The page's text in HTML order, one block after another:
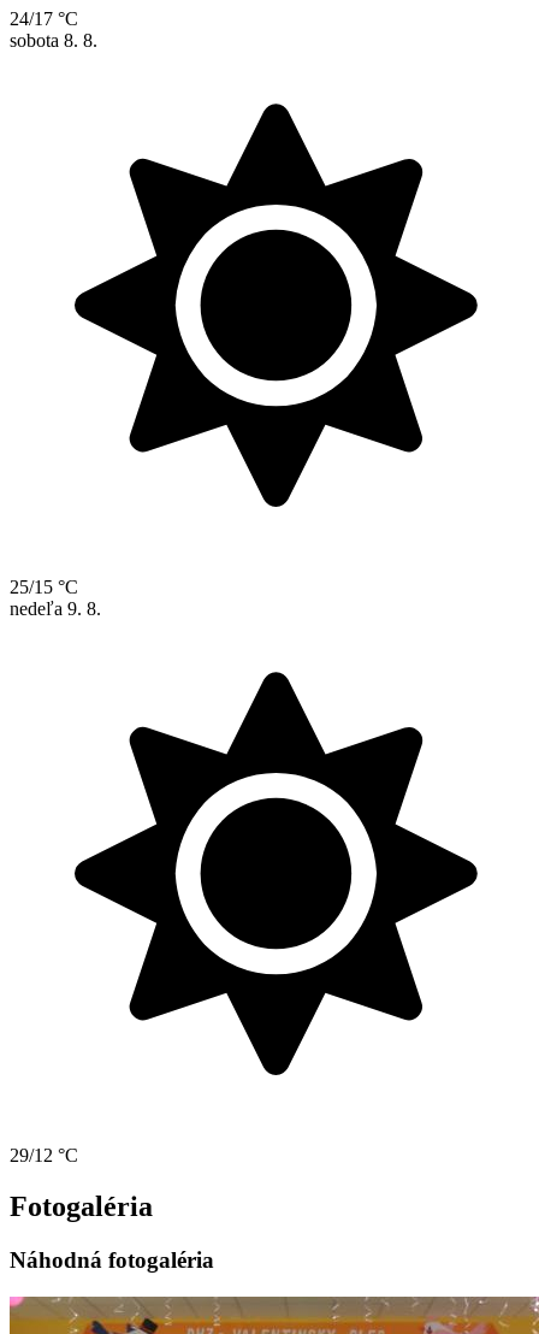
24/17 °C
sobota 8. 8.
25/15 °C
nedeľa 9. 8.
29/12 °C
Fotogaléria
Náhodná fotogaléria